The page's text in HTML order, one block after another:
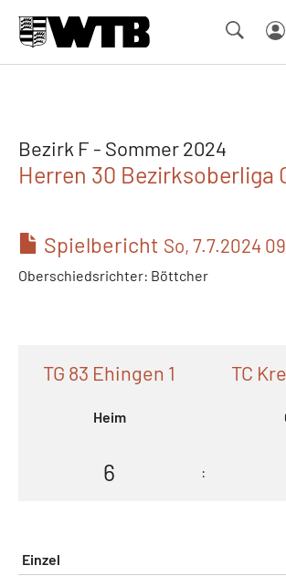
Bezirk F - Sommer 2024
Herren 30 Bezirksoberliga
Spielbericht So, 7.7.2024
Oberschiedsrichter: Böttcher
TG 83 Ehingen 1
Heim
TC
6 :
Einzel